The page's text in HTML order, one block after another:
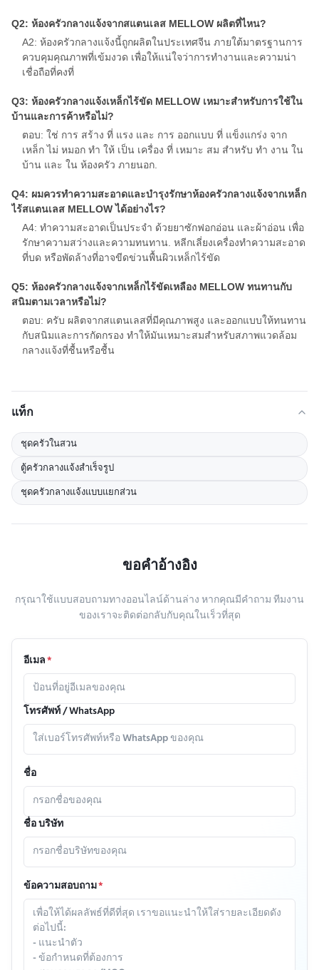
Q2: ห้องครัวกลางแจ้งจากสแตนเลส MELLOW ผลิตที่ไหน?
A2: ห้องครัวกลางแจ้งนี้ถูกผลิตในประเทศจีน ภายใต้มาตรฐานการ
ควบคุมคุณภาพที่เข้มงวด เพื่อให้แน่ใจว่าการทํางานและความน่า
เชื่อถือที่คงที่
Q3: ห้องครัวกลางแจ้งเหล็กไร้ขัด MELLOW เหมาะสําหรับการใช้ใน
บ้านและการค้าหรือไม่?
ตอบ: ใช่ การ สร้าง ที่ แรง และ การ ออกแบบ ที่ แข็งแกร่ง จาก
เหล็ก ไม่ หมอก ทํา ให้ เป็น เครื่อง ที่ เหมาะ สม สําหรับ ทํา งาน ใน
บ้าน และ ใน ห้องครัว ภายนอก.
Q4: ผมควรทําความสะอาดและบํารุงรักษาห้องครัวกลางแจ้งจากเหล็ก
ไร้สแตนเลส MELLOW ได้อย่างไร?
A4: ทําความสะอาดเป็นประจํา ด้วยยาซักฟอกอ่อน และผ้าอ่อน เพื่อ
รักษาความสว่างและความทนทาน. หลีกเลี่ยงเครื่องทําความสะอาด
ที่บด หรือพัดล้างที่อาจขีดข่วนพื้นผิวเหล็กไร้ขัด
Q5: ห้องครัวกลางแจ้งจากเหล็กไร้ขัดเหลือง MELLOW ทนทานกับ
สนิมตามเวลาหรือไม่?
ตอบ: ครับ ผลิตจากสแตนเลสที่มีคุณภาพสูง และออกแบบให้ทนทาน
กับสนิมและการกัดกรอง ทําให้มันเหมาะสมสําหรับสภาพแวดล้อม
กลางแจ้งที่ชื้นหรือชื้น
แท็ก
ชุดครัวในสวน
ตู้ครัวกลางแจ้งสำเร็จรูป
ชุดครัวกลางแจ้งแบบแยกส่วน
ขอคําอ้างอิง
กรุณาใช้แบบสอบถามทางออนไลน์ด้านล่าง หากคุณมีคําถาม ทีมงาน
ของเราจะติดต่อกลับกับคุณในเร็วที่สุด
อีเมล*
โทรศัพท์ / WhatsApp
ชื่อ
ชื่อ บริษัท
ข้อความสอบถาม*